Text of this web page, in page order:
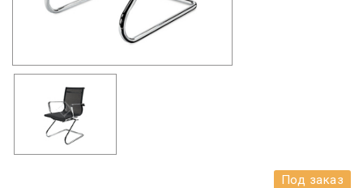
Под заказ